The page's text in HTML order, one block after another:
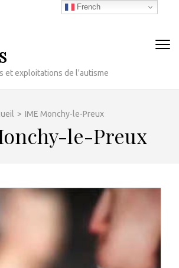
et exploitations de l'autisme
> IME Monchy-le-Preux
le-Preux
French